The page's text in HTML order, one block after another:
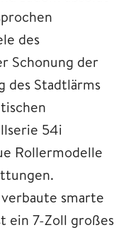
des
Schonung der
des Stadtlärms
54i
Rollermodelle
smarte
ein 7-Zoll großes